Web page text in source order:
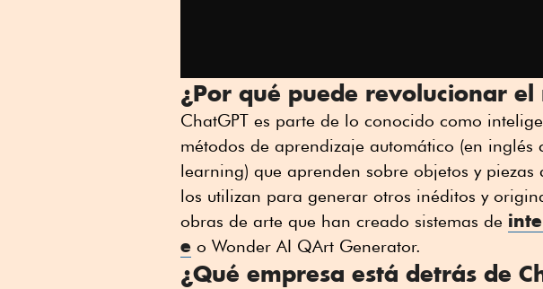
¿Por qué puede revolucionar
ChatGPT es parte de lo conocido como
métodos de aprendizaje automático (en inglés
learning) que aprenden sobre objetos y
los utilizan para generar otros inéditos y
obras de arte que han creado sistemas de
e o Wonder AI QArt Generator.
¿Qué empresa está detrás de